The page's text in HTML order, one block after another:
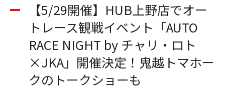
【5/29開催】HUB上野店でオー
トレース観戦イベント「AUTO
RACE NIGHT by チャリ・ロト
×JKA」開催決定！鬼越トマホー
クのトークショーも